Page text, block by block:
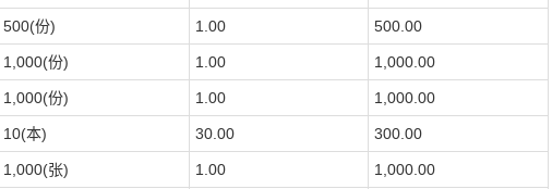
500(份) 1.00 500.00
1,000(份) 1.00 1,000.00
1,000(份) 1.00 1,000.00
10(本) 30.00 300.00
1,000(张) 1.00 1,000.00